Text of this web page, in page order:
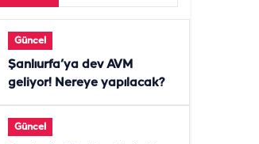
Güncel
Şanlıurfa’ya dev AVM
geliyor! Nereye yapılacak?
Güncel